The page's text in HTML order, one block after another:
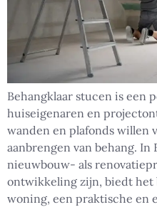
Behangklaar stucen is een
huiseigenaren en
wanden en plafonds willen
aanbrengen van behang. In
nieuwbouw- als
ontwikkeling zijn, biedt het
woning, een praktische en